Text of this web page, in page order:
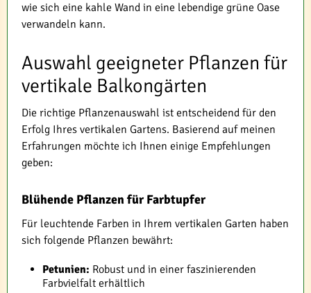
wie sich eine kahle Wand in eine lebendige grüne Oase
verwandeln kann.
Auswahl geeigneter Pflanzen für
vertikale Balkongärten
Die richtige Pflanzenauswahl ist entscheidend für den
Erfolg Ihres vertikalen Gartens. Basierend auf meinen
Erfahrungen möchte ich Ihnen einige Empfehlungen
geben:
Blühende Pflanzen für Farbtupfer
Für leuchtende Farben in Ihrem vertikalen Garten haben
sich folgende Pflanzen bewährt:
Petunien: Robust und in einer faszinierenden
Farbvielfalt erhältlich